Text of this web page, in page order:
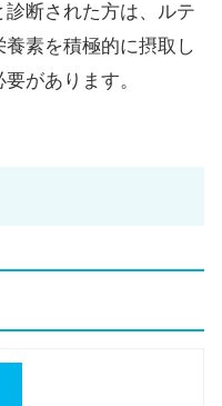
診断された方は、ルテ
素を積極的に摂取し
があります。